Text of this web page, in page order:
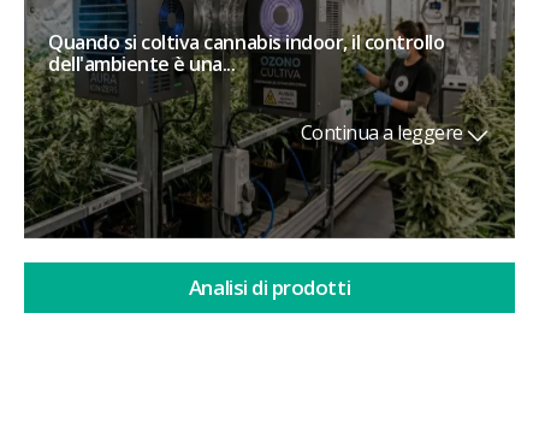
Quando si coltiva cannabis indoor, il controllo
dell'ambiente è una...
Continua a leggere
Analisi di prodotti